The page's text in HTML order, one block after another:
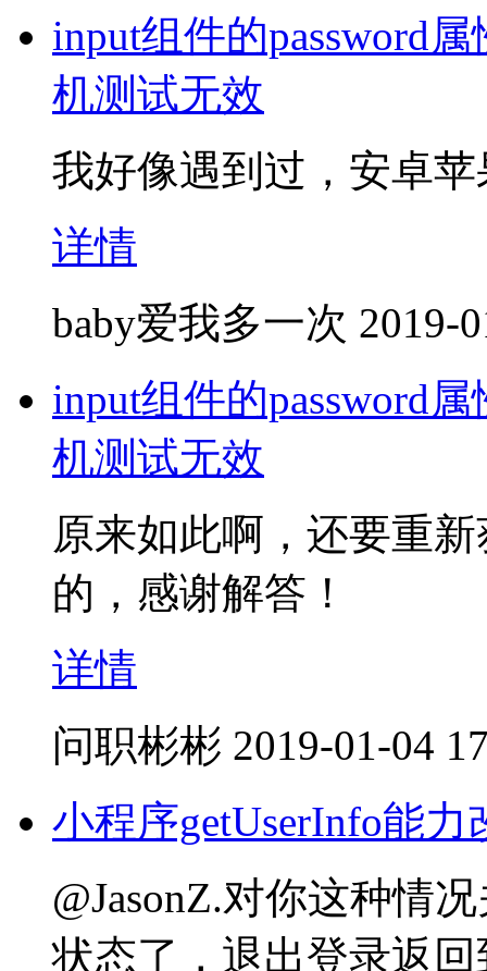
input组件的password
机测试无效
我好像遇到过，安卓
详情
baby爱我多一次 2019-
input组件的password
机测试无效
原来如此啊，还要重
的，感谢解答！
详情
问职彬彬 2019-01-04
小程序getUserInfo能力
@JasonZ.对你这种情
状态了，退出登录返